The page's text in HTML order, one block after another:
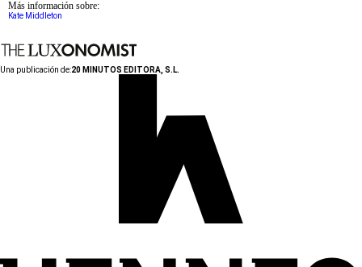
Más información sobre:
Kate Middleton
Una publicación de:20 MINUTOS EDITORA, S.L.